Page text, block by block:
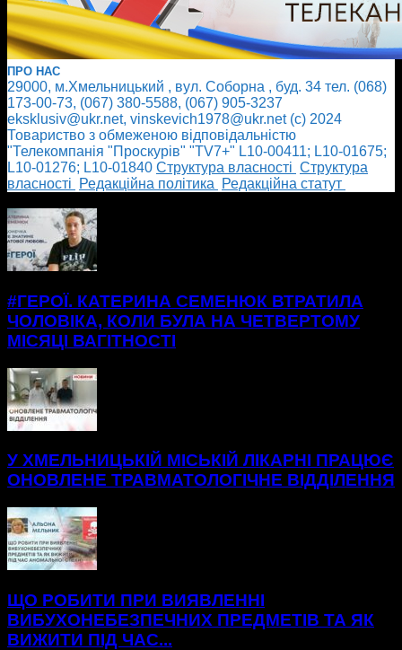
ПРО НАС
29000, м.Хмельницький , вул. Соборна , буд. 34 тел. (068)
173-00-73, (067) 380-5588, (067) 905-3237
eksklusiv@ukr.net, vinskevich1978@ukr.net (с) 2024
Товариство з обмеженою відповідальністю
"Телекомпанія "Проскурів" "TV7+" L10-00411; L10-01675;
L10-01276; L10-01840 Cтруктура власності Cтруктура
власності
Редакційна політика
Редакційна статут
#ГЕРОЇ. КАТЕРИНА СЕМЕНЮК ВТРАТИЛА
ЧОЛОВІКА, КОЛИ БУЛА НА ЧЕТВЕРТОМУ
МІСЯЦІ ВАГІТНОСТІ
У ХМЕЛЬНИЦЬКІЙ МІСЬКІЙ ЛІКАРНІ ПРАЦЮЄ
ОНОВЛЕНЕ ТРАВМАТОЛОГІЧНЕ ВІДДІЛЕННЯ
ЩО РОБИТИ ПРИ ВИЯВЛЕННІ
ВИБУХОНЕБЕЗПЕЧНИХ ПРЕДМЕТІВ ТА ЯК
ВИЖИТИ ПІД ЧАС...